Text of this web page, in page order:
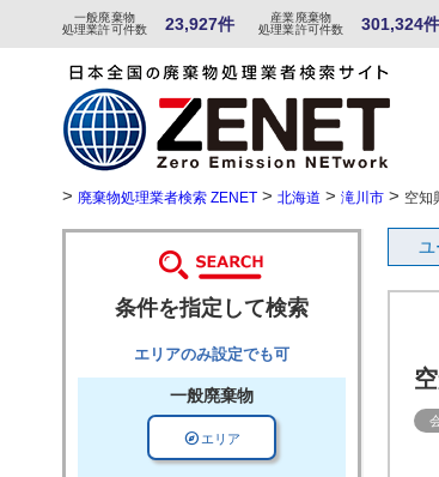
一般廃棄物
処理業許可件数
23,927件 産業廃棄物
処理業許可件数
301,324件
> 廃棄物処理業者検索 ZENET > 北海道 > 滝川市 > 空知
条件を指定して検索
エリアのみ設定でも可
一般廃棄物
explore エリア